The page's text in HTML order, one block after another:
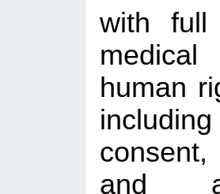
with full
human
and